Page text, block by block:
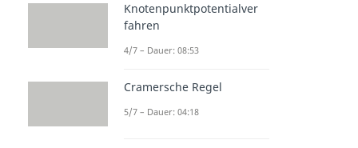
Knotenpunktpotentialver
fahren
4/7 – Dauer: 08:53
Cramersche Regel
5/7 – Dauer: 04:18